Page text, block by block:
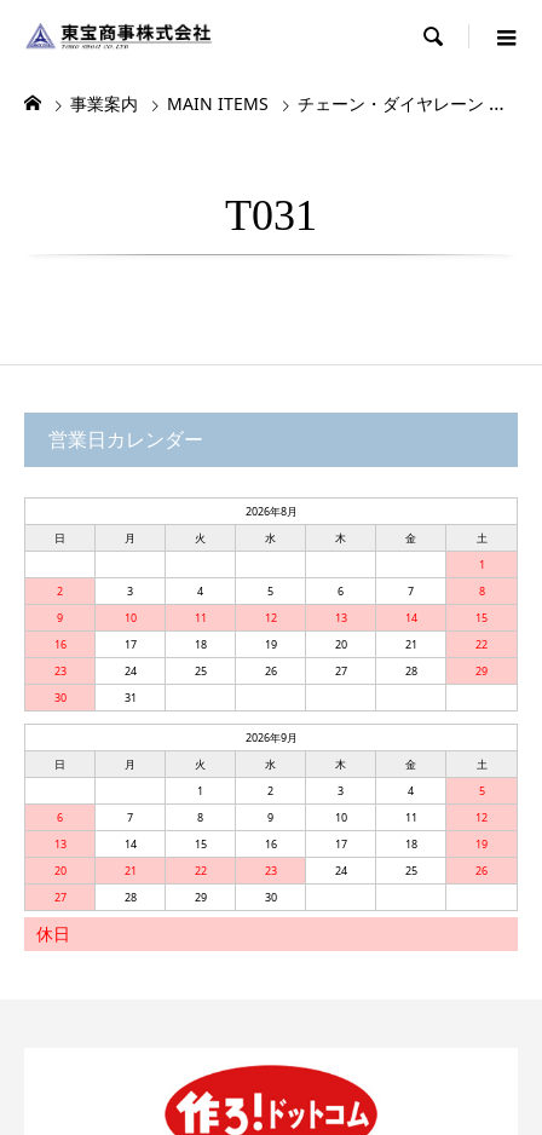

事業案内 MAIN ITEMS チェーン・ダイヤレーン
T031
営業日カレンダー
2026年8月
日
月 火 水 木 金
土
1
2
3 4 5 6 7
8
9
10 11 12 13 14
15
16
17 18 19 20 21
22
23
24 25 26 27 28
29
30
31
2026年9月
日
月 火 水 木 金
土
1
2 3 4
5
6
7 8 9 10 11
12
13
14 15 16 17 18
19
20
21 22 23 24 25
26
27
28 29 30
休日